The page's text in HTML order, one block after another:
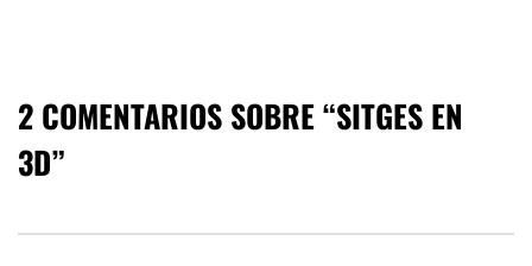
2 COMENTARIOS SOBRE “SITGES EN
3D”